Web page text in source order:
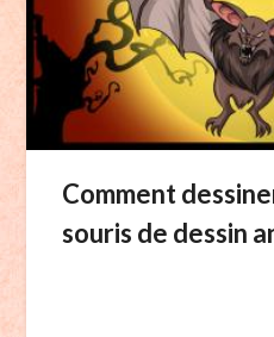
Comment
souris de dessin